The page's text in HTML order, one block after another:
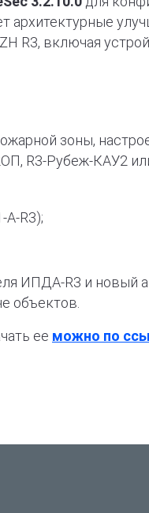
архитектурные
включая
зоны,
R3-Рубеж-КАУ2
R3);
ИПДА-R3 и новый
объектов.
ее можно по